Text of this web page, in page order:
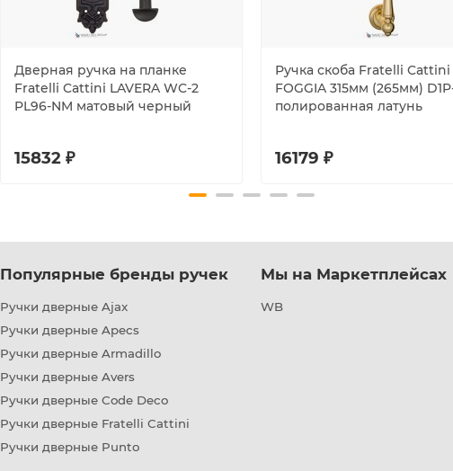
Дверная ручка на планке
Fratelli Cattini LAVERA WC-2
PL96-NM матовый черный
15832 ₽
Ручка скоба Fratelli Cattini
FOGGIA 315мм (265мм)
полированная латунь
16179 ₽
Популярные бренды ручек
Ручки дверные Ajax
Ручки дверные Apecs
Ручки дверные Armadillo
Ручки дверные Avers
Ручки дверные Code Deco
Ручки дверные Fratelli Cattini
Ручки дверные Punto
Мы на Маркетплейсах
WB